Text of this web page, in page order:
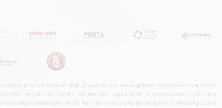
ortak hedefler doğrultusunda bir araya getiren Türkiye'nin öncü sektör
yüksek hızlı trenler, lokomotifler, vagon üretimi, sinyalizasyon sistemleri,
hedefleyen ARUS, Türkiye'nin raylı ulaşım sanayisinin rekabet gücünü